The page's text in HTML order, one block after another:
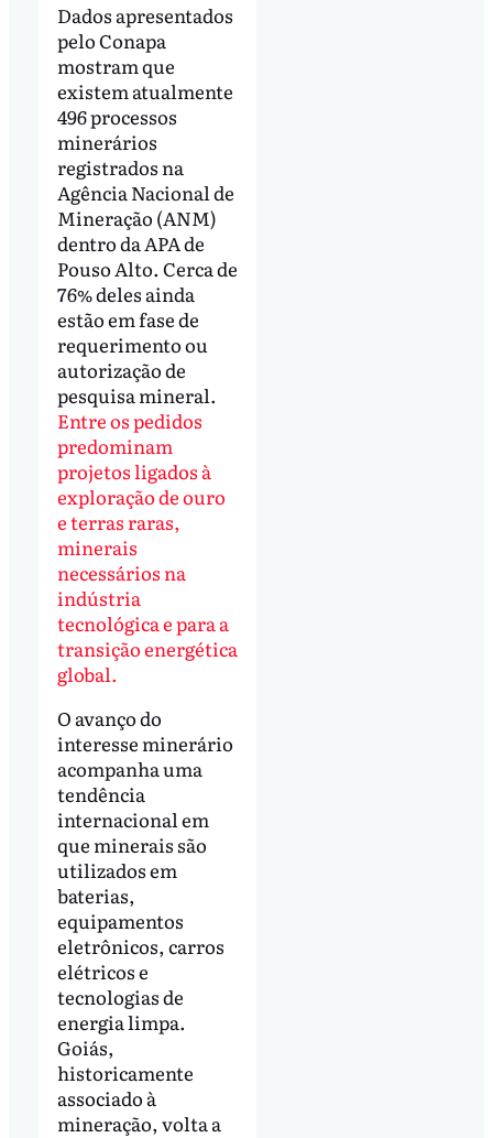
Dados apresentados
pelo Conapa
mostram que
existem atualmente
496 processos
minerários
registrados na
Agência Nacional de
Mineração (ANM)
dentro da APA de
Pouso Alto. Cerca de
76% deles ainda
estão em fase de
requerimento ou
autorização de
pesquisa mineral.
Entre os pedidos
predominam
projetos ligados à
exploração de ouro
e terras raras,
minerais
necessários na
indústria
tecnológica e para a
transição energética
global.
O avanço do
interesse minerário
acompanha uma
tendência
internacional em
que minerais são
utilizados em
baterias,
equipamentos
eletrônicos, carros
elétricos e
tecnologias de
energia limpa.
Goiás,
historicamente
associado à
mineração, volta a